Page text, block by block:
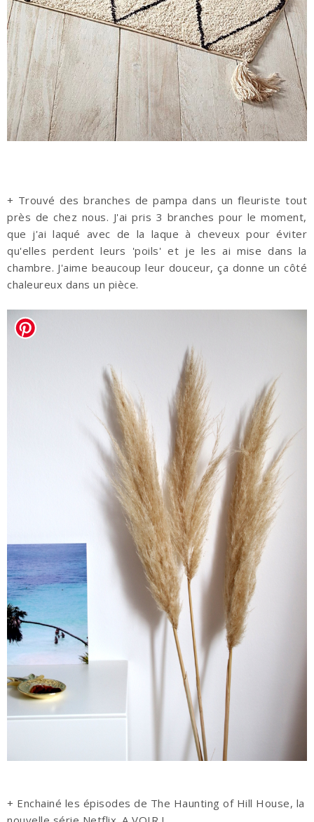
+ Trouvé des branches de pampa dans un fleuriste tout
près de chez nous. J'ai pris 3 branches pour le moment,
que j'ai laqué avec de la laque à cheveux pour éviter
qu'elles perdent leurs 'poils' et je les ai mise dans la
chambre. J'aime beaucoup leur douceur, ça donne un côté
chaleureux dans un pièce.
+ Enchainé les épisodes de The Haunting of Hill House, la